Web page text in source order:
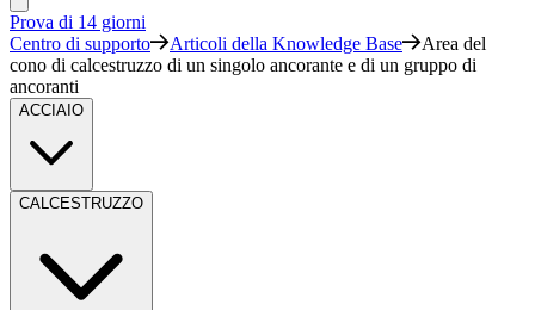
Prova di 14 giorni
Centro di supporto
Articoli della Knowledge Base
Area del
cono di calcestruzzo di un singolo ancorante e di un gruppo di
ancoranti
ACCIAIO
CALCESTRUZZO